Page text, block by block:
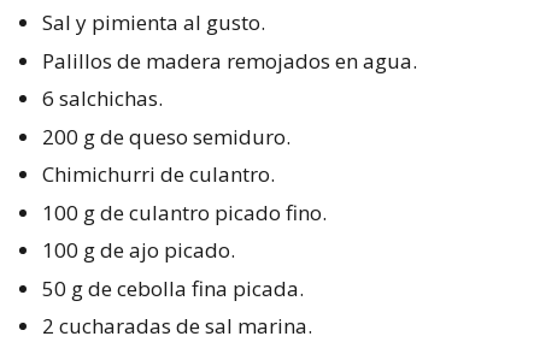
Sal y pimienta al gusto.
Palillos de madera remojados en agua.
6 salchichas.
200 g de queso semiduro.
Chimichurri de culantro.
100 g de culantro picado fino.
100 g de ajo picado.
50 g de cebolla fina picada.
2 cucharadas de sal marina.